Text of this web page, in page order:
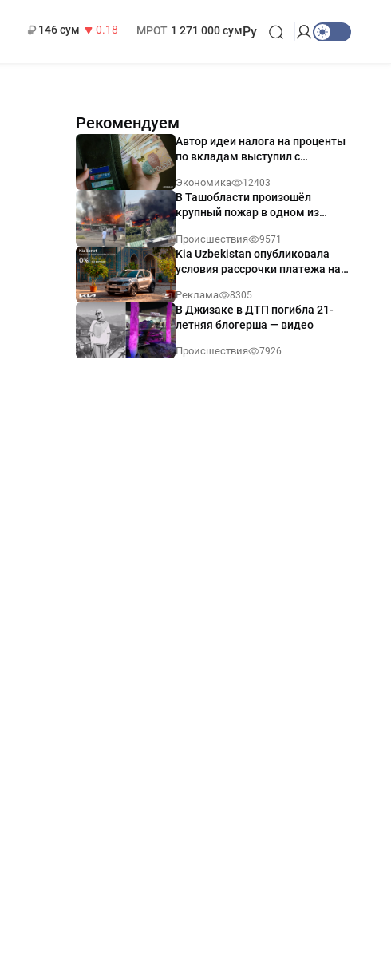
146 сум
-0.18
МРОТ 1 271 000 сумРу
Рекомендуем
Автор идеи налога на проценты
по вкладам выступил с
Экономика 12403
В Ташобласти произошёл
крупный пожар в одном из
Происшествия 9571
Kia Uzbekistan опубликовала
условия рассрочки платежа на
годовых
Реклама 8305
В Джизаке в ДТП погибла 21-
летняя блогерша — видео
Происшествия 7926